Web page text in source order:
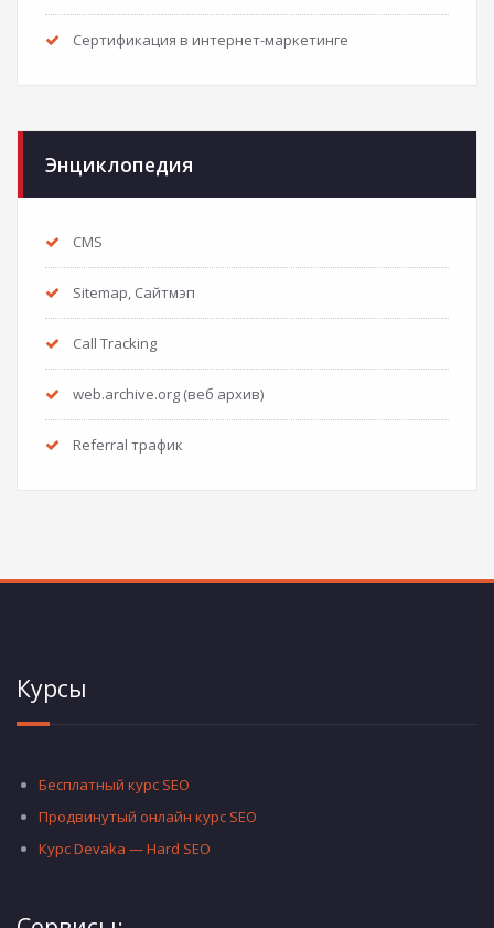
Сертификация в интернет-маркетинге
Энциклопедия
CMS
Sitemap, Сайтмэп
Call Tracking
web.archive.org (веб архив)
Referral трафик
Курсы
Бесплатный курс SEO
Продвинутый онлайн курс SEO
Курс Devaka — Hard SEO